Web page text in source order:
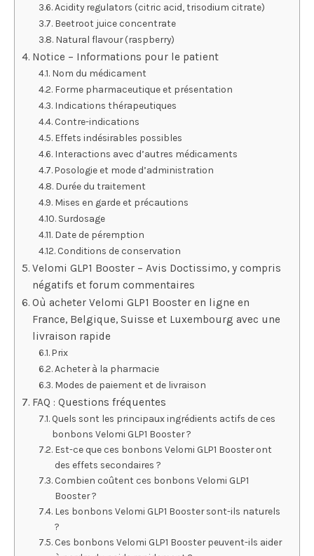
Acidity regulators (citric acid, trisodium citrate)
Beetroot juice concentrate
Natural flavour (raspberry)
Notice – Informations pour le patient
Nom du médicament
Forme pharmaceutique et présentation
Indications thérapeutiques
Contre-indications
Effets indésirables possibles
Interactions avec d’autres médicaments
Posologie et mode d’administration
Durée du traitement
Mises en garde et précautions
Surdosage
Date de péremption
Conditions de conservation
Velomi GLP1 Booster – Avis Doctissimo, y compris
négatifs et forum commentaires
Où acheter Velomi GLP1 Booster en ligne en
France, Belgique, Suisse et Luxembourg avec une
livraison rapide
Prix
Acheter à la pharmacie
Modes de paiement et de livraison
FAQ : Questions fréquentes
Quels sont les principaux ingrédients actifs de ces
bonbons Velomi GLP1 Booster ?
Est-ce que ces bonbons Velomi GLP1 Booster ont
des effets secondaires ?
Combien coûtent ces bonbons Velomi GLP1
Booster ?
Les bonbons Velomi GLP1 Booster sont-ils naturels
?
Ces bonbons Velomi GLP1 Booster peuvent-ils aider